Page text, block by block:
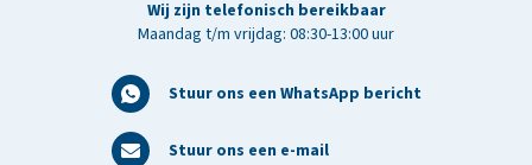
Wij zijn telefonisch bereikbaar
Maandag t/m vrijdag: 08:30-13:00 uur
Stuur ons een WhatsApp bericht
Stuur ons een e-mail